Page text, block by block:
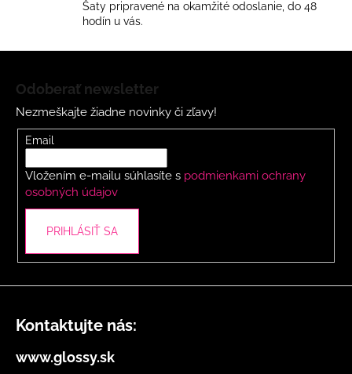
á
c
p
r
y
s
u
Šaty pripravené na okamžité odoslanie, do 48
hodín u vás.
Odoberať newsletter
Nezmeškajte žiadne novinky či zľavy!
Email
Vložením e-mailu súhlasíte s podmienkami ochrany
osobných údajov
PRIHLÁSIŤ SA
Kontaktujte nás:
www.glossy.sk